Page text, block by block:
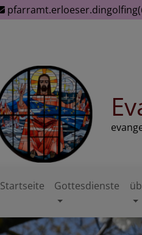
Hauptnavigation
Startseite Gottesdienste